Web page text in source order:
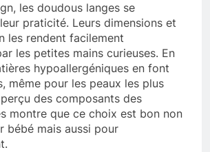
les doudous langes se
praticité. Leurs dimensions et
les rendent facilement
les petites mains curieuses. En
hypoallergéniques en font
même pour les peaux les plus
des composants des
montre que ce choix est bon non
bébé mais aussi pour